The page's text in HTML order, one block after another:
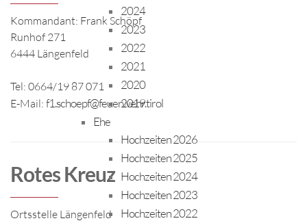
2024
2023
2022
2021
2020
2019
Ehe
Hochzeiten 2026
Hochzeiten 2025
Hochzeiten 2024
Hochzeiten 2023
Hochzeiten 2022
Kommandant: Frank Schöpf
Runhof 271
6444 Längenfeld
Tel: 0664/19 87 071
E-Mail: f1.schoepf@feuerwehr.tirol
Rotes Kreuz
Ortsstelle Längenfeld